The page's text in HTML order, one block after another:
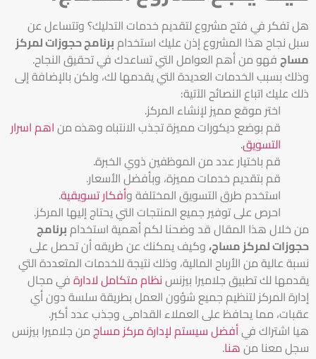
هل تفكر في فتح مشروع لتقديم خدمات التدليك؟ وتتساءل عن
سبل نجاح هذا المشروع إذن عليك استخدامبرنامج حجوزات لمركز
مساجفهو من أهم العوامل التي تساعدك في تحقيق النجاح.
وذلك بسبب الخدمات العديدة التي يقدمها لك، ولكن بالإضافة إلى
ذلك عليك اتباع النصائح الآتية:
اختر موقع مميز لإنشاء المركز.
قم بوضع ديكورات مميزة تجذب الانتباه وهذه مناهم اسرار
التسويق.
قم باختيار عدد من الموظفين ذوي الخبرة.
قم بتقديم خدمات مميزة، وبأفضل الأسعار.
استخدم طرق التسويق المختلفة وأفكار تسويقية.
احرص على توفير جميع المنتجات التي يحتاج إليها المركز.
من خلال هذا المقال قد وضحنا لكم أهمية استخدامبرنامج
حجوزات لمركز مساج،وكيف يمكنك عن طريقه أن تحصل على
نسبة عالية من الأرباح المالية، وذلك نتيجة للخدمات المتعددة التي
يقدمها لك تطبيق جلاميرا بيزنسنظام متكامل لادارةفي مجال
إدارة المركز لتنظيم جميع شؤون العمل بطريقة سلسة دون أي
عقبات، مما يحافظ على العملاء القدامى وجذب عدد أكبر.
هيا اشتراك فيأفضل سيستم لإدارة مركز مساجمن جلاميرا بيزنس
سجل معنا منهنا.